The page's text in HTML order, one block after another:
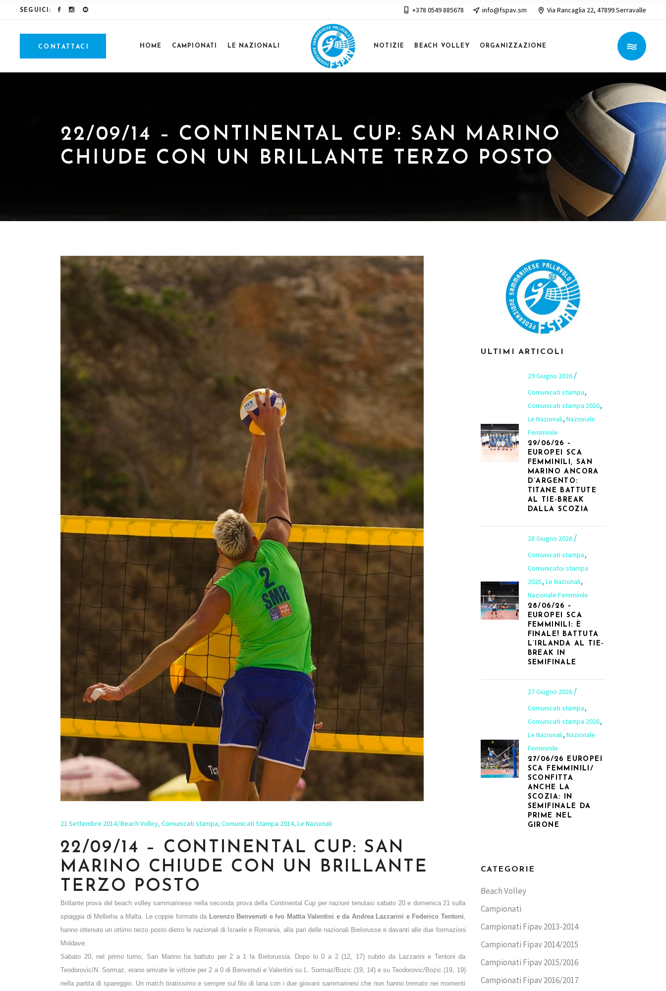
SEGUICI: +378 0549 885678 info@fspav.sm Via Rancaglia 22, 47899 Serravalle
CONTATTACI HOME CAMPIONATI LE NAZIONALI NOTIZIE BEACH VOLLEY ORGANIZZAZIONE
22/09/14 – CONTINENTAL CUP: SAN MARINO
CHIUDE CON UN BRILLANTE TERZO POSTO
21 Settembre 2014 Beach Volley, Comunicati stampa, Comunicati Stampa 2014, Le Nazionali
22/09/14 – CONTINENTAL CUP: SAN
MARINO CHIUDE CON UN BRILLANTE
TERZO POSTO
Brillante prova del beach volley sammarinese nella seconda prova della Continental Cup per nazioni tenutasi sabato 20 e domenica 21 sulla
spiaggia di Mellieha a Malta. Le coppie formate da Lorenzo Benvenuti e Ivo Mattia Valentini e da Andrea Lazzarini e Federico Tentoni,
hanno ottenuto un ottimo terzo posto dietro le nazionali di Israele e Romania, alla pari delle nazionali Bielorusse e davanti alle due formazioni
Moldave.
Sabato 20, nel primo turno, San Marino ha battuto per 2 a 1 la Bielorussia. Dopo lo 0 a 2 (12, 17) subito da Lazzarini e Tentoni da
Teodorovic/N. Sormaz, erano arrivate le vittorie per 2 a 0 di Benvenuti e Valentini su L. Sormaz/Bozic (19, 14) e su Teodorovic/Bozic (19, 19)
nella partita di spareggio. Un match tiratissimo e sempre sul filo di lana con i due giovani sammarinesi che non hanno tremato nei momenti
ULTIMI ARTICOLI
29 Giugno 2026
Comunicati stampa,
Comunicati stampa 2026,
Le Nazionali, Nazionale
Femminile
29/06/26 –
EUROPEI SCA
FEMMINILI, SAN
MARINO ANCORA
D’ARGENTO:
TITANE BATTUTE
AL TIE-BREAK
DALLA SCOZIA
28 Giugno 2026
Comunicati stampa,
Comunicatoi stampa
2025, Le Nazionali,
Nazionale Femminile
28/06/26 –
EUROPEI SCA
FEMMINILI: È
FINALE! BATTUTA
L’IRLANDA AL TIE-
BREAK IN
SEMIFINALE
27 Giugno 2026
Comunicati stampa,
Comunicati stampa 2026,
Le Nazionali, Nazionale
Femminile
27/06/26 EUROPEI
SCA FEMMINILI/
SCONFITTA
ANCHE LA
SCOZIA: IN
SEMIFINALE DA
PRIME NEL
GIRONE
CATEGORIE
Beach Volley
Campionati
Campionati Fipav 2013-2014
Campionati Fipav 2014/2015
Campionati Fipav 2015/2016
Campionati Fipav 2016/2017